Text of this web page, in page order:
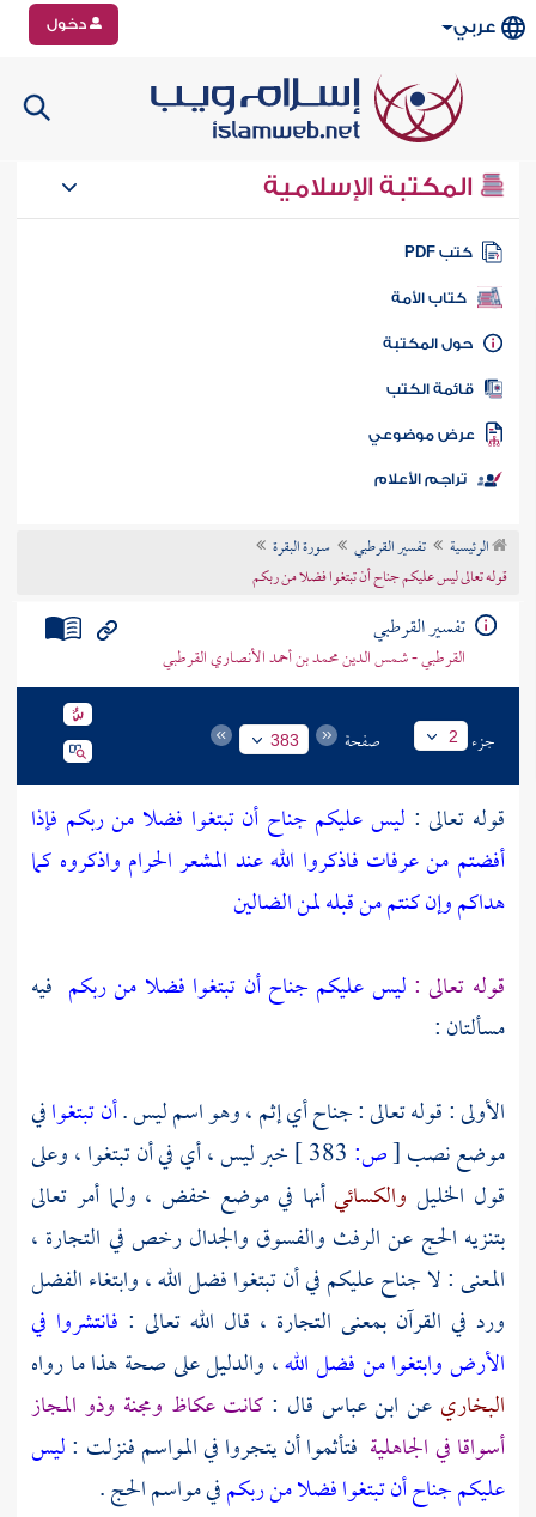
عربي دخول
المكتبة الإسلامية
كتب PDF
كتاب الأمة
المكتبة
الكتب
موضوعي
تراجم الأعلام
الرئيسية تفسير القرطبي
سورة البقرة
قوله تعالى ليس عليكم جناح أن تبتغوا فضلا من ربكم
تفسير القرطبي
القرطبي - شمس الدين محمد بن أحمد الأنصاري القرطبي
جزء 2 صفحة 383
قوله تعالى : ليس عليكم جناح أن تبتغوا فضلا من ربكم فإذا
أفضتم من عرفات فاذكروا الله عند المشعر الحرام واذكروه كما
هداكم وإن كنتم من قبله لمن الضالين
قوله تعالى : ليس عليكم جناح أن تبتغوا فضلا من ربكم فيه
مسألتان :
الأولى : قوله تعالى : جناح أي إثم ، وهو اسم ليس .أن تبتغوافي
موضع نصب[ص:
خبر ليس ، أي في أن تبتغوا ، وعلى
قول الخليل والكسائيأنها في موضع خفض ، ولما أمر تعالى
بتنزيه الحج عن الرفث والفسوق والجدال رخص في التجارة ،
المعنى : لا جناح عليكم في أن تبتغوا فضل الله ، وابتغاء الفضل
ورد في القرآن بمعنى التجارة ، قال الله تعالى : فانتشروا في
الأرض وابتغوا من فضل الله، والدليل على صحة هذا ما رواه
البخاري عن ابن عباس قال : كانتعكاظ ومجنة وذو المجاز
أسواقا في الجاهلية فتأثموا أن يتجروا في المواسم فنزلت :ليس
عليكم جناح أن تبتغوا فضلا من ربكمفي مواسم الحج .